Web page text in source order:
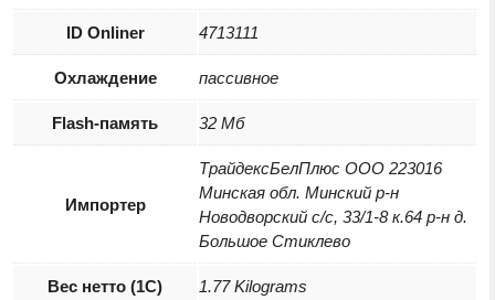
ID Onliner 4713111
Охлаждение пассивное
Flash-память 32 Мб
Импортер
ТрайдексБелПлюс ООО 223016
Минская обл. Минский р-н
Новодворский с/с, 33/1-8 к.64 р-н д.
Большое Стиклево
Вес нетто (1С) 1.77 Kilograms